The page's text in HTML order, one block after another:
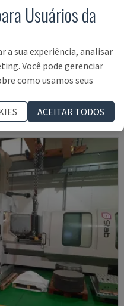
127.000 €
Usuários da
a sua experiência, analisar
Você pode gerenciar
como usamos seus
ACEITAR TODOS